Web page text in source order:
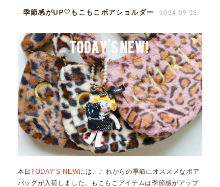
季節感がUP♡もこもこボアショルダー 2024.09.23
本日TODAY’S NEWには、これからの季節にオススメなボア
バッグが入荷しました。もこもこアイテムは季節感がアップ